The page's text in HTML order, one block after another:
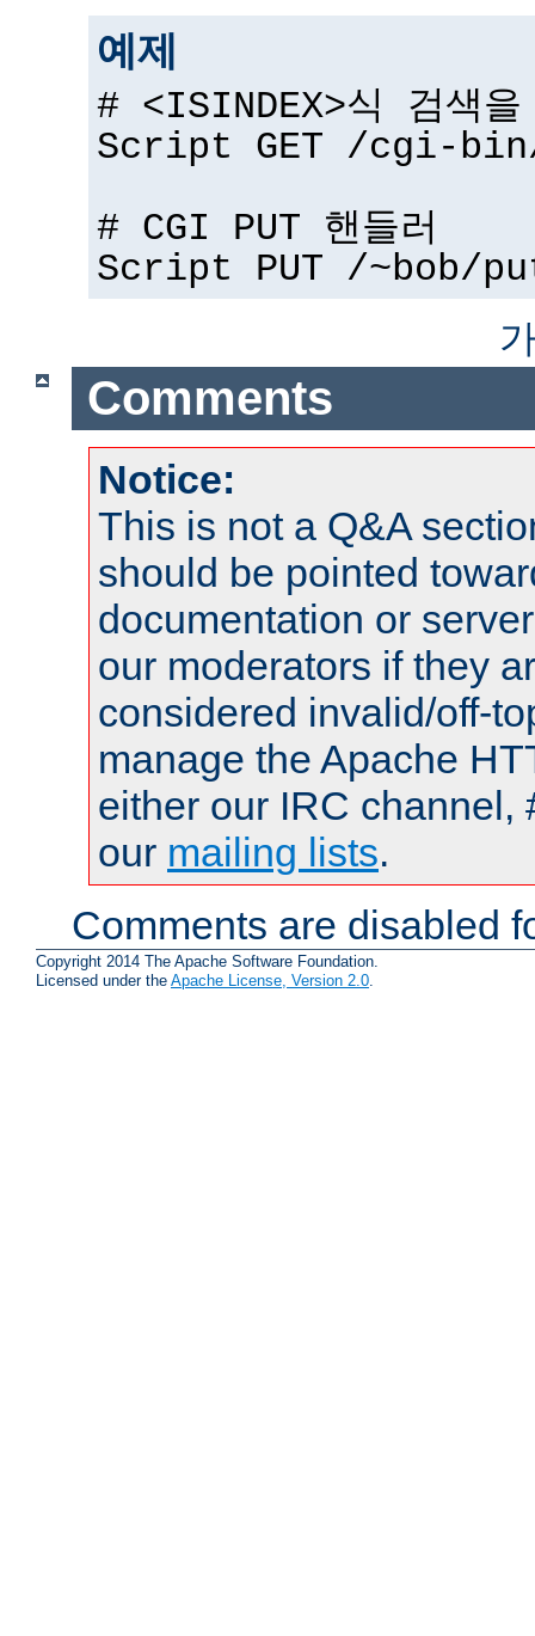
예제
# <ISINDEX>식 검색
Script GET /cgi-
# CGI PUT 핸들러
Script PUT /~bob/
Comments
Notice:
This is not a Q&A
should be pointed
documentation or
our moderators if they
considered invalid/off-
manage the Apache
either our IRC channel,
our mailing lists.
Comments are disabled
Copyright 2014 The Apache Software Foundation.
Licensed under the Apache License, Version 2.0.